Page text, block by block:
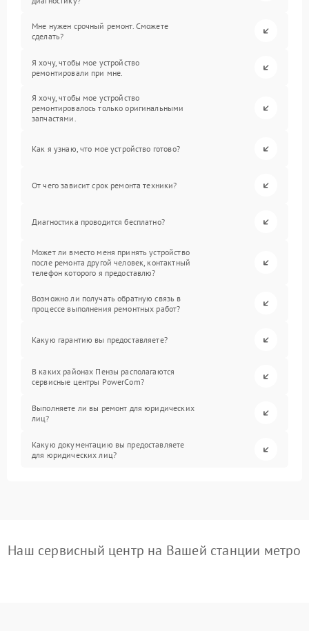
Мне нужен срочный ремонт. Сможете
сделать?
Я хочу, чтобы мое устройство
ремонтировали при мне.
Я хочу, чтобы мое устройство
ремонтировалось только оригинальными
запчастями.
Как я узнаю, что мое устройство готово?
От чего зависит срок ремонта техники?
Диагностика проводится бесплатно?
Может ли вместо меня принять устройство
после ремонта другой человек, контактный
телефон которого я предоставлю?
Возможно ли получать обратную связь в
процессе выполнения ремонтных работ?
Какую гарантию вы предоставляете?
В каких районах Пензы располагаются
сервисные центры PowerCom?
Выполняете ли вы ремонт для юридических
лиц?
Какую документацию вы предоставляете
для юридических лиц?
Наш сервисный центр на Вашей станции метро